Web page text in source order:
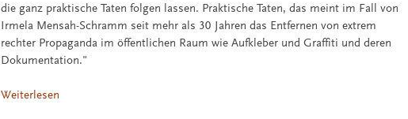
die ganz praktische Taten folgen lassen. Praktische Taten, das meint im Fall von
Irmela Mensah-Schramm seit mehr als 30 Jahren das Entfernen von extrem
rechter Propaganda im öffentlichen Raum wie Aufkleber und Graffiti und deren
Dokumentation."
Weiterlesen